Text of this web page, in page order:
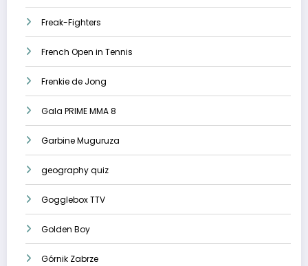
Freak-Fighters
French Open in Tennis
Frenkie de Jong
Gala PRIME MMA 8
Garbine Muguruza
geography quiz
Gogglebox TTV
Golden Boy
Górnik Zabrze